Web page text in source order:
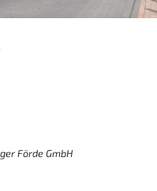
Förde GmbH